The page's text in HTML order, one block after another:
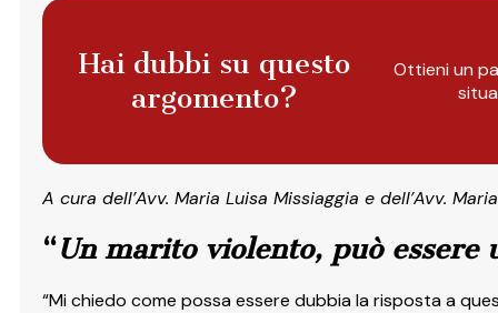
Hai dubbi su questo
argomento?
Ottieni un
A cura dell’Avv. Maria Luisa Missiaggia e dell’Avv.
“Un marito violento, può
“Mi chiedo come possa essere dubbia la risposta a